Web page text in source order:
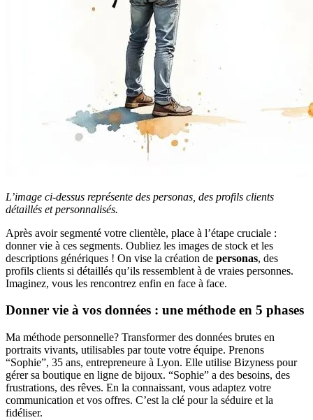
L’image ci-dessus représente des personas, des profils clients
détaillés et personnalisés.
Après avoir segmenté votre clientèle, place à l’étape cruciale :
donner vie à ces segments. Oubliez les images de stock et les
descriptions génériques ! On vise la création de personas, des
profils clients si détaillés qu’ils ressemblent à de vraies personnes.
Imaginez, vous les rencontrez enfin en face à face.
Donner vie à vos données : une méthode en 5 phases
Ma méthode personnelle? Transformer des données brutes en
portraits vivants, utilisables par toute votre équipe. Prenons
“Sophie”, 35 ans, entrepreneure à Lyon. Elle utilise Bizyness pour
gérer sa boutique en ligne de bijoux. “Sophie” a des besoins, des
frustrations, des rêves. En la connaissant, vous adaptez votre
communication et vos offres. C’est la clé pour la séduire et la
fidéliser.